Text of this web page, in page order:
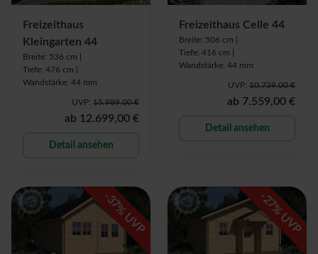
Freizeithaus
Kleingarten 44
Breite: 536 cm |
Tiefe: 476 cm |
Wandstärke: 44 mm
UVP: 15.989,00 €
ab 12.699,00 €
Detail ansehen
Freizeithaus Celle 44
Breite: 506 cm |
Tiefe: 416 cm |
Wandstärke: 44 mm
UVP: 10.739,00 €
ab 7.559,00 €
Detail ansehen
-
37
% UVP
-
27
% UVP